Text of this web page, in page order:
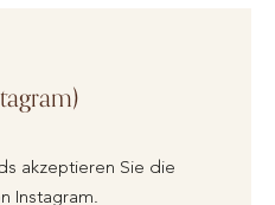
akzeptieren Sie die
Instagram.